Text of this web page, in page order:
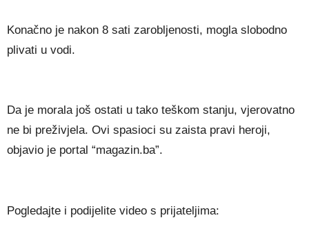
Konačno je nakon 8 sati zarobljenosti, mogla slobodno
plivati u vodi.
Da je morala još ostati u tako teškom stanju, vjerovatno
ne bi preživjela. Ovi spasioci su zaista pravi heroji,
objavio je portal “magazin.ba”.
Pogledajte i podijelite video s prijateljima: